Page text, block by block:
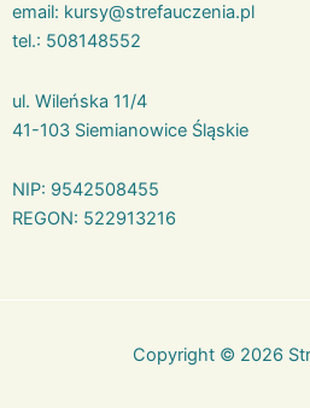
email: kursy@strefauczenia.pl
tel.: 508148552
ul. Wileńska 11/4
41-103 Siemianowice Śląskie
NIP: 9542508455
REGON: 522913216
Copyright © 2026